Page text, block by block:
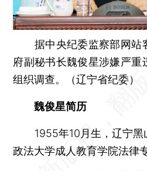
据中央纪委监察部网站
府副秘书长魏俊星涉嫌严重
组织调查。（辽宁省纪委）
魏俊星简历
1955年10月生，辽宁黑
政法大学成人教育学院法律